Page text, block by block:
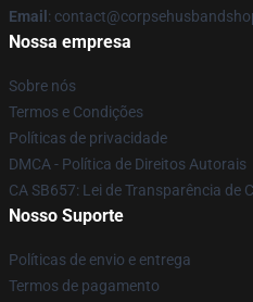
Email :
Nossa empresa
Sobre nós
Termos e Condições
Políticas de privacidade
DMCA - Política de Direitos Autorais
CA SB657: Lei de Transparência de
Nosso Suporte
Políticas de envio e entrega
Termos de pagamento